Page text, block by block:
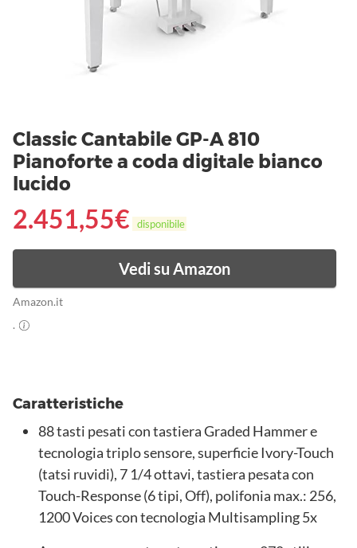
Classic Cantabile GP-A 810
Pianoforte a coda digitale bianco
lucido
2.451,55€ disponibile
Vedi su Amazon
Amazon.it
.
Caratteristiche
88 tasti pesati con tastiera Graded Hammer e
tecnologia triplo sensore, superficie Ivory-Touch
(tatsi ruvidi), 7 1/4 ottavi, tastiera pesata con
Touch-Response (6 tipi, Off), polifonia max.: 256,
1200 Voices con tecnologia Multisampling 5x